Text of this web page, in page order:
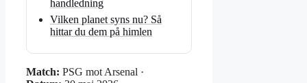
handledning
Vilken planet syns nu? Så
hittar du dem på himlen
Match: PSG mot Arsenal ·